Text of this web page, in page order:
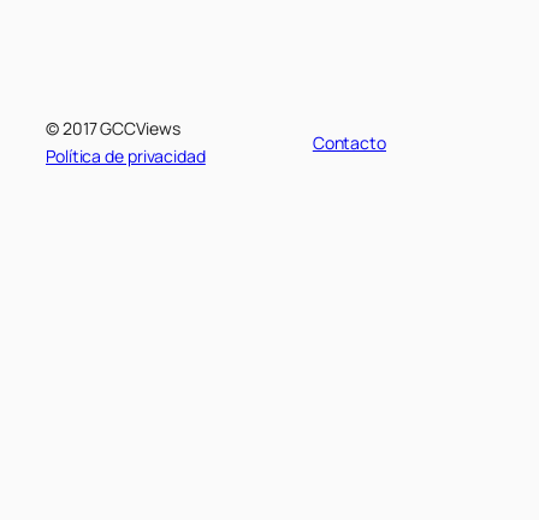
© 2017 GCCViews
Política de privacidad
Contacto